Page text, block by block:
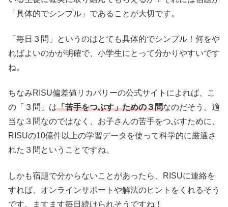
「具体的でシンプル」であることが大切です。
「毎日３問」というのはとても具体的でシンプル！何をや
ればよいのかが明確で、小学生にとって分かりやすいです
ね。
ちなみRISU偏差値リカバリーの公式サイトによれば、こ
の「３問」は「苦手をつぶす」ための３問なのだそう。適
当な３問なのではなく、お子さんの苦手をつぶすために、
RISUの10億件以上の学習データを使って科学的に厳選さ
れた３問ということですね。
しかも宿題で分からないことがあったら、RISUに連絡を
すれば、オンラインサポートや解法のヒントをくれるそう
です。ますます毎日続けられそうですね！